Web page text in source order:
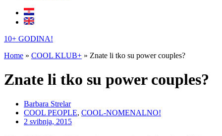
10+ GODINA!
Home » COOL KLUB+ » Znate li tko su power couples?
Znate li tko su power couples?
Barbara Strelar
COOL PEOPLE, COOL-NOMENALNO!
2 svibnja, 2015